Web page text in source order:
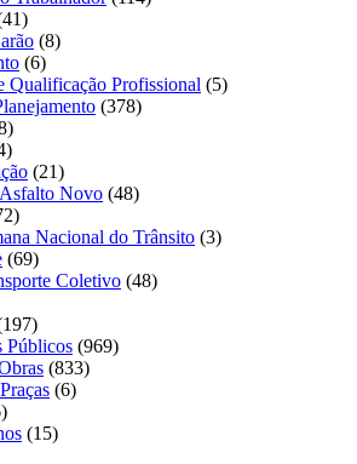
(8)
(6)
Qualificação Profissional (5)
(378)
(21)
Novo (48)
Nacional do Trânsito (3)
(69)
Coletivo (48)
Públicos (969)
(833)
(6)
(15)